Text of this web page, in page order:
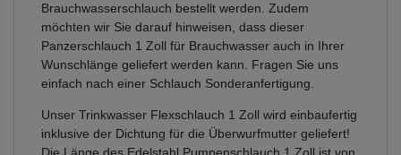
Brauchwasserschlauch bestellt werden. Zudem
möchten wir Sie darauf hinweisen, dass dieser
Panzerschlauch 1 Zoll für Brauchwasser auch in Ihrer
Wunschlänge geliefert werden kann. Fragen Sie uns
einfach nach einer Schlauch Sonderanfertigung.
Unser Trinkwasser Flexschlauch 1 Zoll wird einbaufertig
inklusive der Dichtung für die Überwurfmutter geliefert!